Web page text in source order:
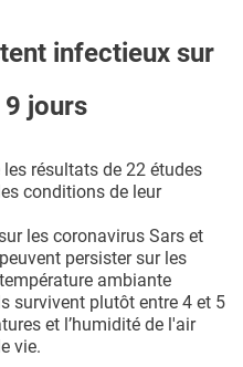
infectieux sur
9 jours
les résultats de 22 études
conditions de leur
les coronavirus Sars et
persister sur les
ambiante
survivent plutôt entre 4 et 5
et l’humidité de l'air
vie.